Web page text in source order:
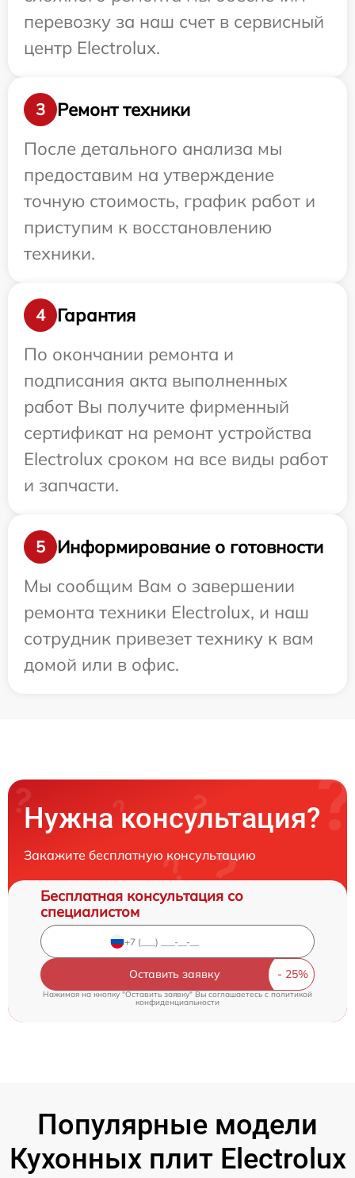
перевозку за наш счет в сервисный
центр Electrolux.
3
Ремонт техники
После детального анализа мы
предоставим на утверждение
точную стоимость, график работ и
приступим к восстановлению
техники.
4
Гарантия
По окончании ремонта и
подписания акта выполненных
работ Вы получите фирменный
сертификат на ремонт устройства
Electrolux сроком на все виды работ
и запчасти.
5
Информирование о готовности
Мы сообщим Вам о завершении
ремонта техники Electrolux, и наш
сотрудник привезет технику к вам
домой или в офис.
Нужна консультация?
Закажите бесплатную консультацию
Бесплатная консультация со
специалистом
Оставить заявку
Нажимая на кнопку "Оставить заявку" Вы соглашаетесь cполитикой
конфиденциальности
Популярные модели
Кухонных плит Electrolux